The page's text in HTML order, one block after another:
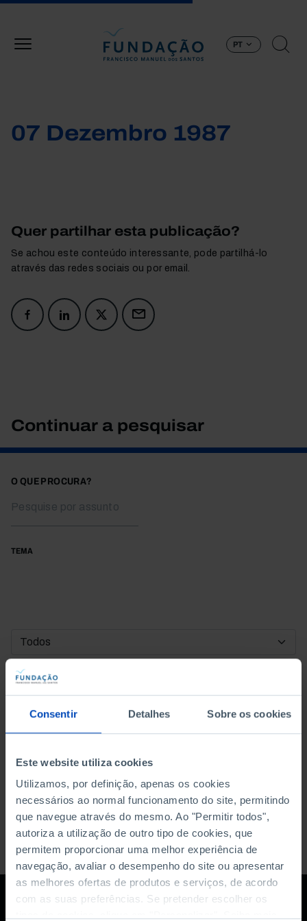
Consentir Detalhes Sobre os cookies
Este website utiliza cookies
Utilizamos, por definição, apenas os cookies
necessários ao normal funcionamento do site, permitindo
que navegue através do mesmo. Ao "Permitir todos",
autoriza a utilização de outro tipo de cookies, que
permitem proporcionar uma melhor experiência de
navegação, avaliar o desempenho do site ou apresentar
as melhores ofertas de produtos e serviços, de acordo
com as suas preferências. Se pretender escolher os
PT
07 Dezembro 1987
Quer partilhar esta publicação?
Se achou este conteúdo interessante, pode partilhá-lo
através das redes sociais ou por email.
Continuar a pesquisar
O QUE PROCURA?
TEMA
DATA DE INÍCIO
DATA DE FIM